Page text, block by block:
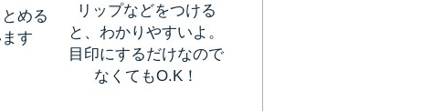
める
す
リップなどをつける
と、わかりやすいよ。
目印にするだけなので
なくてもO.K！